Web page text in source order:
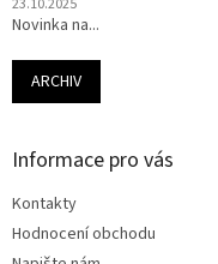
Novinka na...
ARCHIV
Informace pro vás
Kontakty
Hodnocení obchodu